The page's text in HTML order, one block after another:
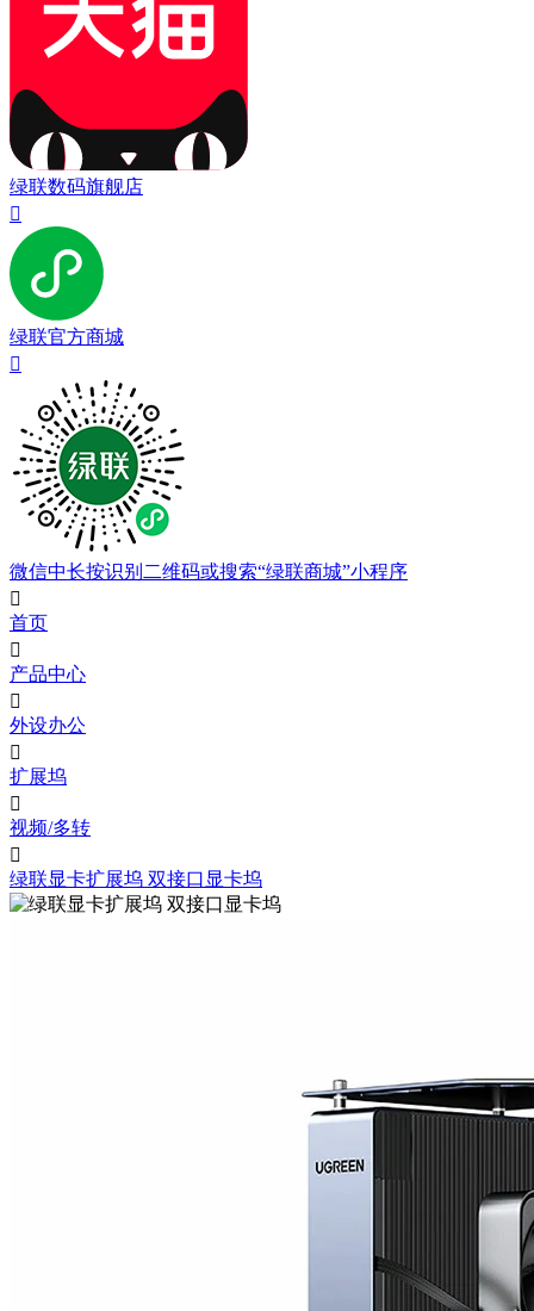
绿联数码旗舰店

绿联官方商城

微信中长按识别二维码或搜索“绿联商城”小程序

首页

产品中心

外设办公

扩展坞

视频/多转

绿联显卡扩展坞 双接口显卡坞